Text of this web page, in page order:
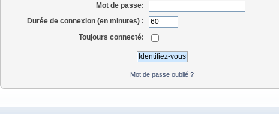
Mot de passe:
Durée de connexion (en minutes) :
Toujours connecté:
Mot de passe oublié ?